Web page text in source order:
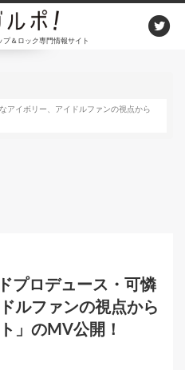
プ＆ロック専門情報サイト
アイボリー、アイドルファンの視点から
プロデュース・可憐
ルファンの視点から
」のMV公開！